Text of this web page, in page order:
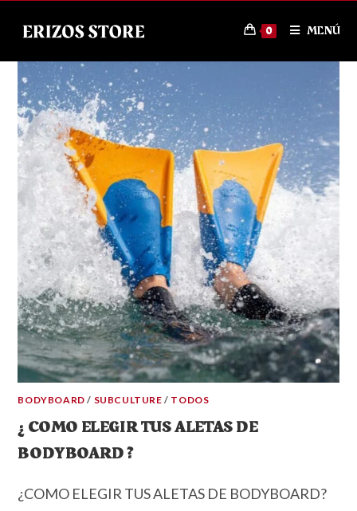
0 MENÚ
BODYBOARD / SUBCULTURE / TODOS
¿ COMO ELEGIR TUS ALETAS DE
BODYBOARD ?
¿COMO ELEGIR TUS ALETAS DE BODYBOARD?